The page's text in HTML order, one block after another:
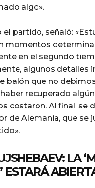
algo».
el partido, señaló:
momentos
en el segundo
algunos detalles
balón que no
recuperado
costaron. Al final, se
de Alemania, que se
LA
ESTARÁ